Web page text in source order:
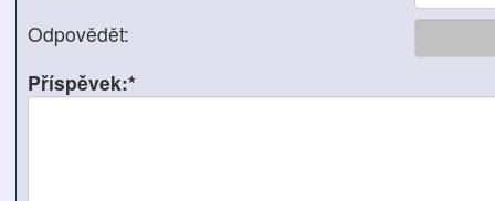
Odpovědět:
Příspěvek:*